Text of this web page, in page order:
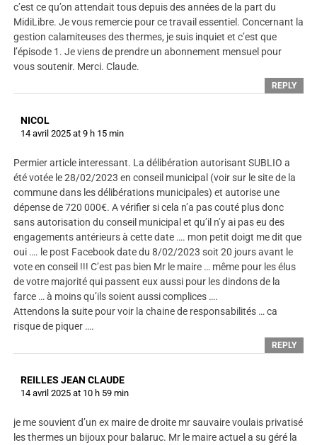
c’est ce qu’on attendait tous depuis des années de la part du
MidiLibre. Je vous remercie pour ce travail essentiel. Concernant la
gestion calamiteuses des thermes, je suis inquiet et c’est que
l’épisode 1. Je viens de prendre un abonnement mensuel pour
vous soutenir. Merci. Claude.
REPLY
NICOL
14 avril 2025 at 9 h 15 min
Permier article interessant. La délibération autorisant SUBLIO a
été votée le 28/02/2023 en conseil municipal (voir sur le site de la
commune dans les délibérations municipales) et autorise une
dépense de 720 000€. A vérifier si cela n’a pas couté plus donc
sans autorisation du conseil municipal et qu’il n’y ai pas eu des
engagements antérieurs à cette date …. mon petit doigt me dit que
oui …. le post Facebook date du 8/02/2023 soit 20 jours avant le
vote en conseil !!! C’est pas bien Mr le maire … même pour les élus
de votre majorité qui passent eux aussi pour les dindons de la
farce … à moins qu’ils soient aussi complices ….
Attendons la suite pour voir la chaine de responsabilités … ca
risque de piquer ….
REPLY
REILLES JEAN CLAUDE
14 avril 2025 at 10 h 59 min
je me souvient d’un ex maire de droite mr sauvaire voulais privatisé
les thermes un bijoux pour balaruc. Mr le maire actuel a su géré la